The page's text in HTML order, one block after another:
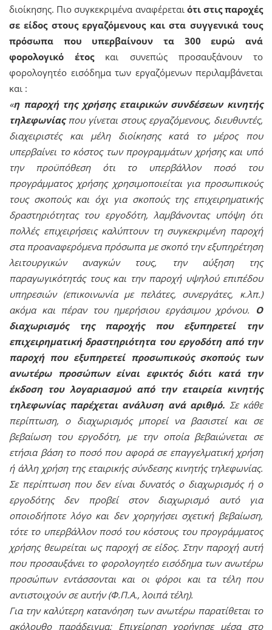
διοίκησης. Πιο συγκεκριμένα αναφέρεται ότι στις παροχές
σε είδος στους εργαζόμενους και στα συγγενικά τους
πρόσωπα που υπερβαίνουν τα 300 ευρώ ανά
φορολογικό έτοςκαι συνεπώς προσαυξάνουν το
φορολογητέο εισόδημα των εργαζόμενων περιλαμβάνεται
και :
«η παροχή της χρήσης εταιρικών συνδέσεων κινητής
τηλεφωνίαςπου γίνεται στους εργαζόμενους, διευθυντές,
διαχειριστές και μέλη διοίκησης κατά το μέρος που
υπερβαίνει το κόστος των προγραμμάτων χρήσης και υπό
την προϋπόθεση ότι το υπερβάλλον ποσό του
προγράμματος χρήσης χρησιμοποιείται για προσωπικούς
τους σκοπούς και όχι για σκοπούς της επιχειρηματικής
δραστηριότητας του εργοδότη, λαμβάνοντας υπόψη ότι
πολλές επιχειρήσεις καλύπτουν τη συγκεκριμένη παροχή
στα προαναφερόμενα πρόσωπα με σκοπό την εξυπηρέτηση
λειτουργικών αναγκών τους, την αύξηση της
παραγωγικότητάς τους και την παροχή υψηλού επιπέδου
υπηρεσιών (επικοινωνία με πελάτες, συνεργάτες, κ.λπ.)
ακόμα και πέραν του ημερήσιου εργάσιμου χρόνου. Ο
διαχωρισμός της παροχής που εξυπηρετεί την
επιχειρηματική δραστηριότητα του εργοδότη από την
παροχή που εξυπηρετεί προσωπικούς σκοπούς των
ανωτέρω προσώπων είναι εφικτός διότι κατά την
έκδοση του λογαριασμού από την εταιρεία κινητής
τηλεφωνίας παρέχεται ανάλυση ανά αριθμό. Σε κάθε
περίπτωση, ο διαχωρισμός μπορεί να βασιστεί και σε
βεβαίωση του εργοδότη, με την οποία βεβαιώνεται σε
ετήσια βάση το ποσό που αφορά σε επαγγελματική χρήση
ή άλλη χρήση της εταιρικής σύνδεσης κινητής τηλεφωνίας.
Σε περίπτωση που δεν είναι δυνατός ο διαχωρισμός ή ο
εργοδότης δεν προβεί στον διαχωρισμό αυτό για
οποιοδήποτε λόγο και δεν χορηγήσει σχετική βεβαίωση,
τότε το υπερβάλλον ποσό του κόστους του προγράμματος
χρήσης θεωρείται ως παροχή σε είδος. Στην παροχή αυτή
που προσαυξάνει το φορολογητέο εισόδημα των ανωτέρω
προσώπων εντάσσονται και οι φόροι και τα τέλη που
αντιστοιχούν σε αυτήν (Φ.Π.Α., λοιπά τέλη).
Για την καλύτερη κατανόηση των ανωτέρω παρατίθεται το
ακόλουθο παράδειγμα: Επιχείρηση χορήγησε μέσα στο